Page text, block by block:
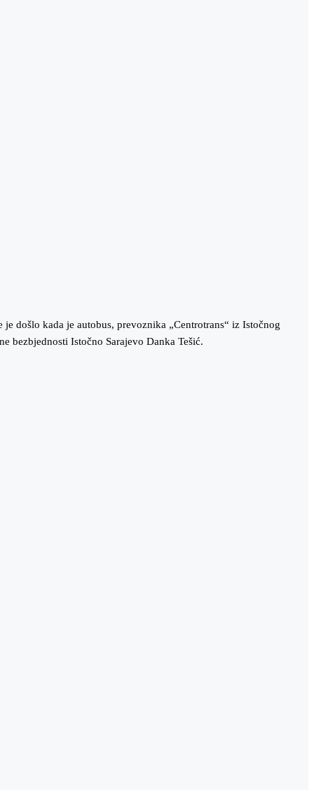
došlo kada je autobus, prevoznika „Centrotrans“ iz Istočnog
bezbjednosti Istočno Sarajevo Danka Tešić.